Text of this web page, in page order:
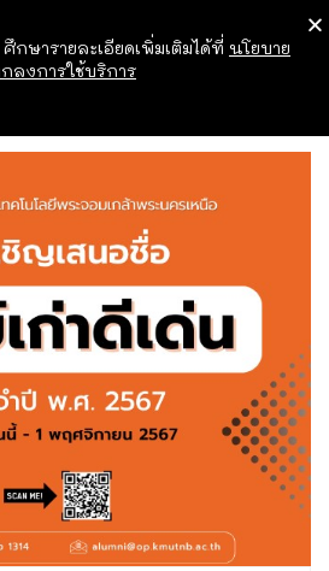
กษารายละเอียดเพิ่มเติมได้ที่ นโยบาย
ลงการใช้บริการ